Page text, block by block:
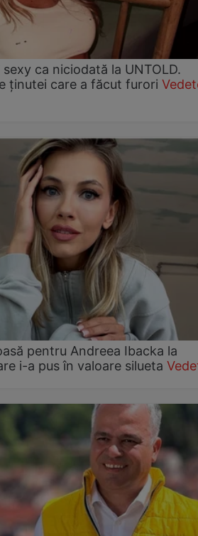
ca niciodată la UNTOLD.
ținutei care a făcut furori
pentru Andreea Ibacka la
i-a pus în valoare silueta